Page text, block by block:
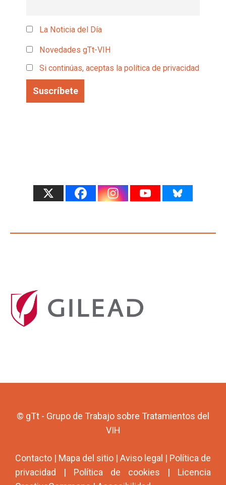
La Noticia del Día
Novedades gTt-VIH
Si continúas, aceptas la política de privacidad
© gTt - Grupo de Trabajo sobre Tratamientos del
VIH
Contacto | Mapa del sitio | Aviso legal | Política de
privacidad | Política de cookies | Licencia